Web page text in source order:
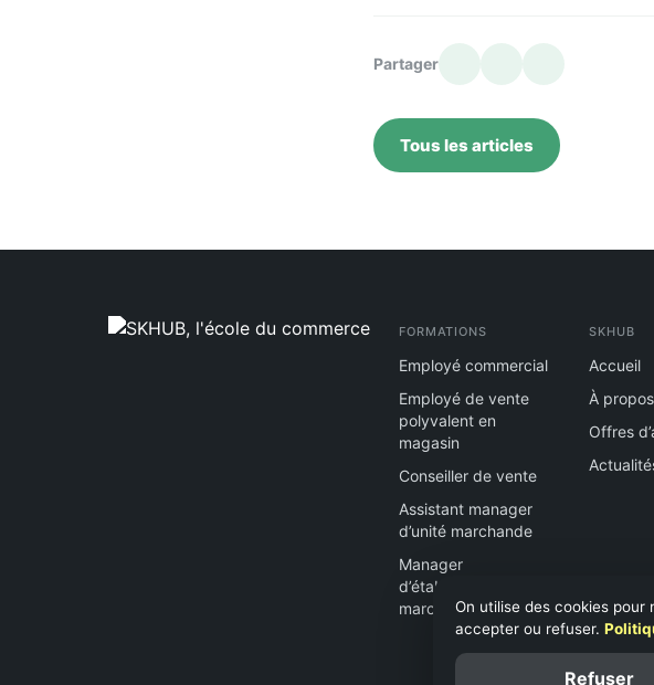
Partager
Tous les articles
FORMATIONS
Employé commercial
Employé de vente
polyvalent en
magasin
Conseiller de vente
Assistant manager
d’unité marchande
Manager
d’établissement
marchand
SKHUB
Accueil
À propos
Offres
On utilise des cookies pour
accepter ou refuser.
Refuser